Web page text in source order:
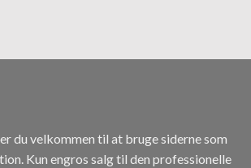
du velkommen til at bruge siderne som
Kun engros salg til den professionelle